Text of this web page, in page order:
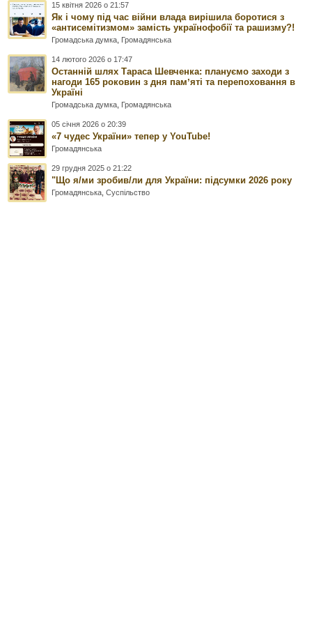
15 квітня 2026 о 21:57
Як і чому під час війни влада вирішила боротися з
«антисемітизмом» замість українофобії та рашизму?!
Громадська думка Громадянська
14 лютого 2026 о 17:47
Останній шлях Тараса Шевченка: плануємо заходи з
нагоди 165 роковин з дня памʼяті та перепоховання в
Україні
Громадська думка Громадянська
05 січня 2026 о 20:39
«7 чудес України» тепер у YouTube!
Громадянська
29 грудня 2025 о 21:22
"Що я/ми зробив/ли для України: підсумки 2026 року
Громадянська ,Суспільство